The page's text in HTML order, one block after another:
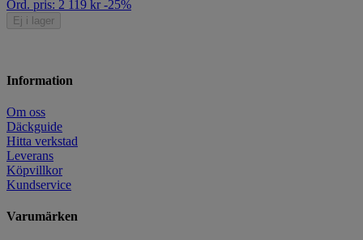
Ord. pris: 2 119 kr -25%
Ej i lager
Information
Om oss
Däckguide
Hitta verkstad
Leverans
Köpvillkor
Kundservice
Varumärken